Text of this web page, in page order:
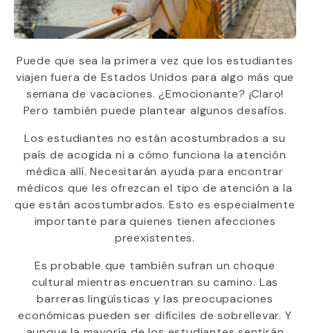
Puede que sea la primera vez que los estudiantes
viajen fuera de Estados Unidos para algo más que
semana de vacaciones. ¿Emocionante? ¡Claro!
Pero también puede plantear algunos desafíos.
Los estudiantes no están acostumbrados a su
país de acogida ni a cómo funciona la atención
médica allí. Necesitarán ayuda para encontrar
médicos que les ofrezcan el tipo de atención a la
que están acostumbrados. Esto es especialmente
importante para quienes tienen afecciones
preexistentes.
Es probable que también sufran un choque
cultural mientras encuentran su camino. Las
barreras lingüísticas y las preocupaciones
económicas pueden ser difíciles de sobrellevar. Y